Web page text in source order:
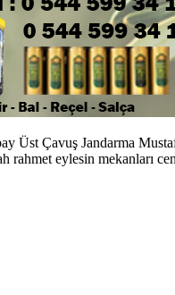
Üst Çavuş Jandarma
rahmet eylesin mekanları